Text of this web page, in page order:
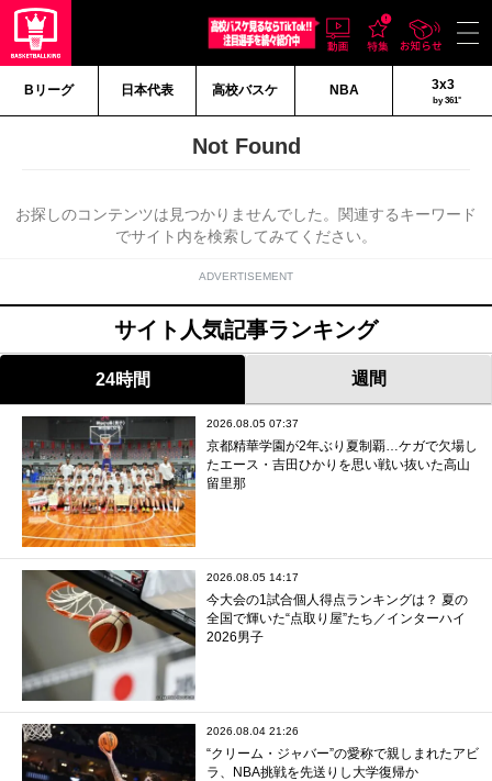
Bリーグ 日本代表 高校バスケ NBA 3x3
by 361°
Not Found
お探しのコンテンツは見つかりませんでした。関連するキーワード
でサイト内を検索してみてください。
ADVERTISEMENT
サイト人気記事ランキング
24時間 週間
2026.08.05 07:37
京都精華学園が2年ぶり夏制覇…ケガで欠場し
たエース・吉田ひかりを思い戦い抜いた高山
留里那
2026.08.05 14:17
今大会の1試合個人得点ランキングは？ 夏の
全国で輝いた“点取り屋”たち／インターハイ
2026男子
2026.08.04 21:26
“クリーム・ジャバー”の愛称で親しまれたアビ
ラ、NBA挑戦を先送りし大学復帰か